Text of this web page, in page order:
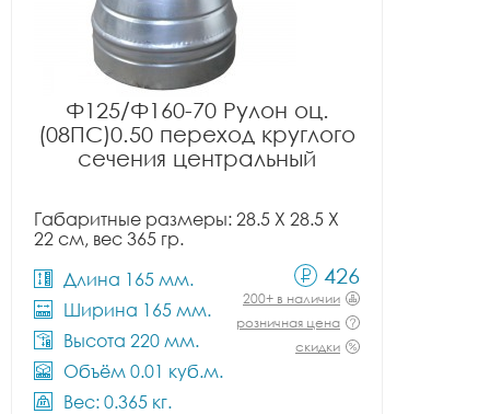
Ф125/Ф160-70 Рулон оц.
(08ПС)0.50 переход круглого
сечения центральный
Габаритные размеры: 28.5 X 28.5 X
22 см, вес 365 гр.
Длина 165 мм.
Ширина 165 мм.
Высота 220 мм.
Объём 0.01 куб.м.
Вес: 0.365 кг.
426
200+ в наличии
розничная цена
скидки